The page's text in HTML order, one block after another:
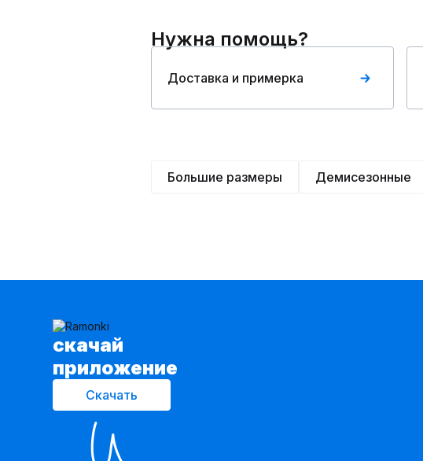
Нужна помощь?
Доставка и примерка
Большие размеры Демисезонные
cкачай
приложение
Скачать